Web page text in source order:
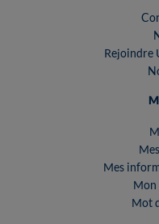
Rejoindre
Mes
Mon
Mot